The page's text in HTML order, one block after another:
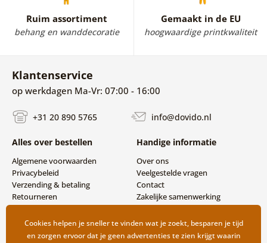
Ruim assortiment
behang en wanddecoratie
Gemaakt in de EU
hoogwaardige printkwaliteit
Klantenservice
op werkdagen Ma-Vr: 07:00 - 16:00
+31 20 890 5765 info@dovido.nl
Alles over bestellen
Algemene voorwaarden
Privacybeleid
Verzending & betaling
Retourneren
Handige informatie
Over ons
Veelgestelde vragen
Contact
Zakelijke samenwerking
Cookies helpen je sneller te vinden wat je zoekt, besparen je tijd
en zorgen ervoor dat je geen advertenties te zien krijgt waarin